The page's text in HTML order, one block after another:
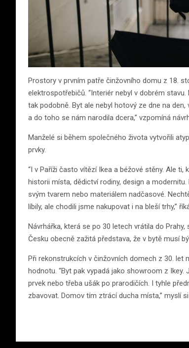
Prostory v prvním patře činžovního domu z 18.
elektrospotřebičů. “Interiér nebyl v dobrém
tak podobně. Byt ale nebyl hotový ze dne na
a do toho se nám narodila dcera,” vzpomíná
Manželé si během společného života vytvořili
prvky.
“I v Paříži často vítězí Ikea a béžové stěny. Ale
historii místa, dědictví rodiny, design a
svým tvarem nebo materiálem nadčasové.
líbily, ale chodili jsme nakupovat i na bleší trhy,”
Návrhářka, která se po 30 letech vrátila do
Česku obecně zažitá představa, že v bytě musí
Při rekonstrukcích v činžovních domech z 30.
hodnotu. “Byt pak vypadá jako showroom z
prvek nebo třeba ušák po prarodičích. I tyhle
zbavovat. Domov tím ztrácí ducha místa,” myslí